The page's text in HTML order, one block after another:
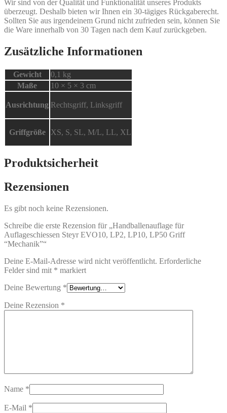
Wir sind von der Qualität und Funktionalität unseres Produkts
überzeugt. Deshalb bieten wir Ihnen ein 30-tägiges Rückgaberecht.
Sollten Sie aus irgendeinem Grund nicht zufrieden sein, können Sie
die Ware innerhalb von 30 Tagen nach dem Kauf zurückgeben.
Zusätzliche Informationen
Gewicht
0,1 kg
Maße
10 × 5 × 3 cm
Ausrichtung Rechtsgriff, Linksgriff
Griffgröße XS, S, SL, M/L, LL, XL
Produktsicherheit
Rezensionen
Es gibt noch keine Rezensionen.
Schreibe die erste Rezension für „Handballenauflage für
Auflageschiessen Steyr EVO10, LP2, LP10, LP50 Griff
“Mechanik”“
Deine E-Mail-Adresse wird nicht veröffentlicht. Erforderliche
Felder sind mit * markiert
Deine Bewertung *
Deine Rezension *
Name *
E-Mail *